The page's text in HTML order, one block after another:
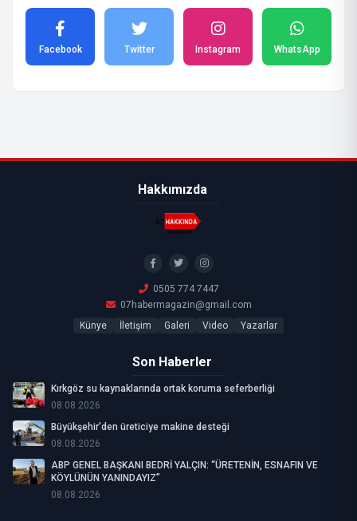
Facebook Twitter Instagram WhatsApp
Hakkımızda
0505 774 7447
07habermagazin@gmail.com
Künye
İletişim Galeri Video Yazarlar
Son Haberler
Kırkgöz su kaynaklarında ortak koruma seferberliği
08.08.2026
Büyükşehir’den üreticiye makine desteği
08.08.2026
ABP GENEL BAŞKANI BEDRİ YALÇIN: “ÜRETENİN, ESNAFIN VE
KÖYLÜNÜN YANINDAYIZ”
08.08.2026